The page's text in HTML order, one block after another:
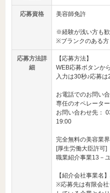
応募資格 美容師免許
※経験が浅い方も
※ブランクのある方
応募方法詳
細
【応募方法】
WEB応募ボタンか
入力は30秒♪応募
お電話でのお問い
専任のオペレータ
お問い合わせ先：
19:00
完全無料の美容業
[厚生労働大臣許可]
職業紹介事業13－
【紹介会社事業名
※応募先は有限会社